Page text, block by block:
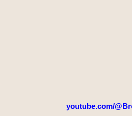
youtube.com/